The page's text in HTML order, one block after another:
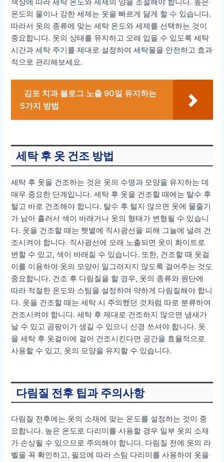
색상에 따라 세탁 온도와 세제의 양을 조절해야 합니다. 높은
온도의 물이나 강한 세제는 옷을 빠르게 닳게 할 수 있습니다.
따라서 옷의 종류에 맞는 세탁 온도와 세제를 선택하는 것이
중요합니다. 옷의 상태를 유지하고 오래 입을 수 있도록 세탁
시간과 세탁 주기를 제대로 설정하여 세탁물을 안전하고 효과
적으로 관리해보세요.
김포 치과 블로그 노출 90일 유지하는
5가지 방법
세탁 후 옷 건조 방법
세탁 후 옷을 건조하는 것은 옷의 수명과 모양을 유지하는 데
매우 중요한 단계입니다. 세탁 후 옷을 건조할 때에는 탈수 후
털고 바로 건조해야 합니다. 탈수 후 털지 않으면 옷에 물줄기
가 남아 흘러서 색이 바래거나 옷의 형태가 변형될 수 있습니
다. 옷을 건조할 때는 햇볕에 직사광선을 피해 그늘에 널려 건
조시켜야 합니다. 직사광선에 오래 노출되면 옷이 화이트로
변할 수 있고, 색이 바래질 수 있습니다. 또한, 건조할 때 옷걸
이를 이용하여 옷의 모양이 일그러지지 않도록 걸어주는 것도
중요합니다. 건조 후 다림질을 할 경우, 옷의 종류와 원단에
따라 적절한 온도와 스팀을 설정하여 약하게 다림질해야 합니
다. 옷을 건조할 때는 세탁 시 주의했던 것처럼 따로 분류하여
건조시켜야 합니다. 세탁 후 제대로 건조하지 않으면 냄새가
날 수 있고 곰팡이가 생길 수 있으니 신경 쓰셔야 합니다. 옷
을 세탁 후 옷걸이에 걸어 건조시킨다면 공간을 효율적으로
사용할 수 있고, 옷의 모양을 유지할 수 있습니다.
다림질 전후 팁과 주의사항
다림질 전후에는 옷의 소재에 맞는 온도를 설정하는 것이 중
요합니다. 높은 온도로 다리미를 사용할 경우 일부 옷의 소재
가 손상될 수 있으므로 주의해야 합니다. 다림질 전에 옷의 라
벨을 꼭 확인하고, 필요에 따라 스팀 다리미를 사용하여 옷을